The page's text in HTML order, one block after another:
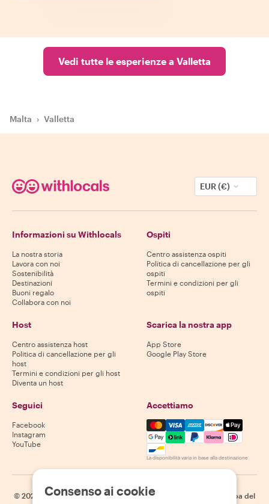
Vedi tutte le esperienze a Valletta
Malta › Valletta
EUR (€)
Informazioni su Withlocals
La nostra storia
Lavora con noi
Sostenibilità
Destinazioni
Buoni regalo
Collabora con noi
Ospiti
Centro assistenza ospiti
Politica di cancellazione per gli
ospiti
Termini e condizioni per gli
ospiti
Host
Centro assistenza host
Politica di cancellazione per gli
host
Termini e condizioni per gli host
Diventa un host
Scarica la nostra app
App Store
Google Play Store
Seguici
Facebook
Instagram
YouTube
Accettiamo
Mastercard, Visa, Amex,
La disponibilità varia in base alla destinazione
© 2026 Withlocals.com | Informativa sulla privacy
Mappa del
Consenso ai cookie